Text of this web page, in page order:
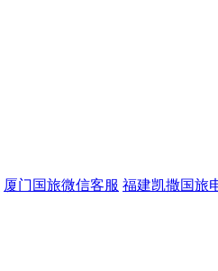
厦门国旅微信客服 福建凯撒国旅